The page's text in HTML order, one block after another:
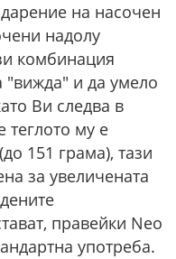
на насочен
надолу
комбинация
"вижда" и да умело
Ви следва в
му е
151 грама), тази
за увеличената
правейки Neo
употреба.